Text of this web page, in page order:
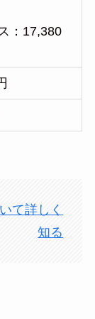
：17,380
て詳しく
知る